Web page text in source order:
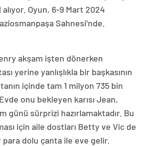
Oyun, 6-9 Mart 2024
Sahnesi’nde.
akşam işten dönerken
yerine yanlışlıkla bir başkasının
içinde tam 1 milyon 735 bin
onu bekleyen karısı Jean,
günü sürprizi hazırlamaktadır. Bu
için aile dostları Betty ve Vic de
dolu çanta ile eve gelir.